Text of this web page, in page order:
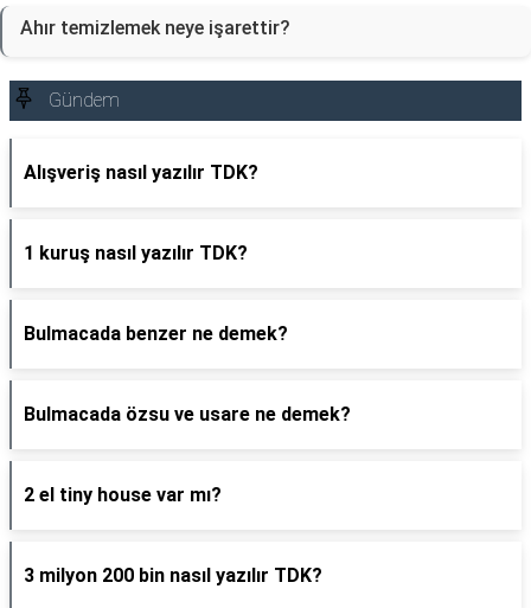
Ahır temizlemek neye işarettir?
Gündem
Alışveriş nasıl yazılır TDK?
1 kuruş nasıl yazılır TDK?
Bulmacada benzer ne demek?
Bulmacada özsu ve usare ne demek?
2 el tiny house var mı?
3 milyon 200 bin nasıl yazılır TDK?